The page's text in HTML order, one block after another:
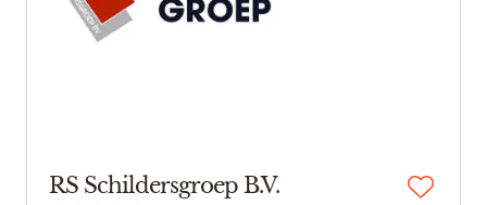
RS Schildersgroep B.V.